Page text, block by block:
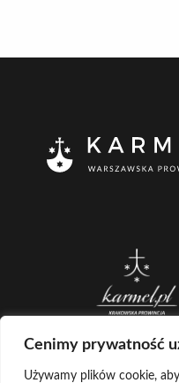
Cenimy prywatność
Używamy plików cookie,